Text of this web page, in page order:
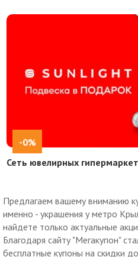
-0%
Сеть ювелирных
Предлагаем вашему вниманию
именно - украшения у метро
найдете только актуальные
Благодаря сайту "Мегакупон"
бесплатные купоны на скидки